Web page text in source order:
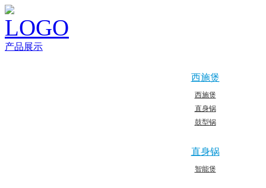
产品展示
西施煲
西施煲
直身锅
鼓型锅
直身锅
智能煲